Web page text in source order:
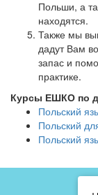
Польши, а
находятся.
Также мы
дадут Вам
запас и
практике.
Курсы ЕШКО по
Польский
Польский
Польский